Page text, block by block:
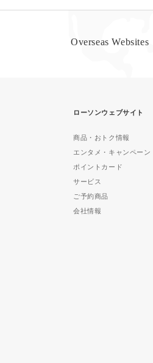
Overseas Websites
ローソンウェブサイト
商品・おトク情報
エンタメ・キャンペーン
ポイントカード
サービス
ご予約商品
会社情報